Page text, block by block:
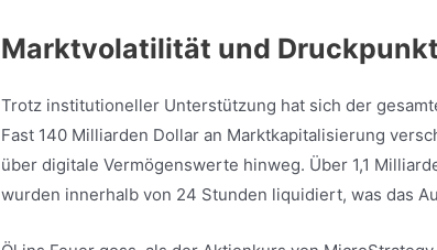
Marktvolatilität und
Trotz institutioneller Unterstützung hat sich der
Fast 140 Milliarden Dollar an Marktkapitalisierung
über digitale Vermögenswerte hinweg. Über 1,1
wurden innerhalb von 24 Stunden liquidiert, was das